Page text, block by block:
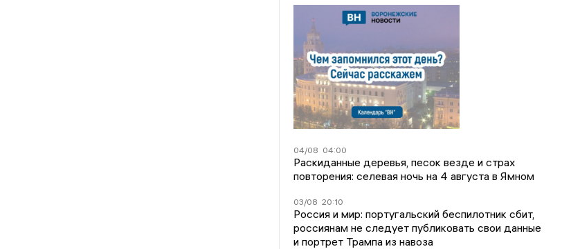
04/08 04:00
Раскиданные деревья, песок везде и страх
повторения: селевая ночь на 4 августа в Ямном
03/08 20:10
Россия и мир: португальский беспилотник сбит,
россиянам не следует публиковать свои данные
и портрет Трампа из навоза